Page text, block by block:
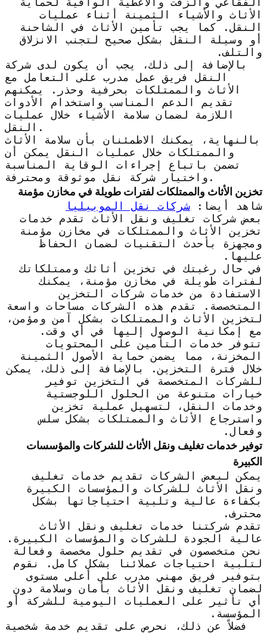
الأثاث والأشياء الثمينة أثناء عمليات
النقل. كما يجب تأمين الأثاث في الشاحنة
أو وسيلة النقل بشكل صحيح لتجنب الانزلاق
والتلف.
بالإضافة إلى ذلك، يجب أن يكون لدى شركة
النقل فريق عمل مدرب على التعامل مع
الأثاث والممتلكات بحرفية وحذر. يمكنهم
تقديم الدعم المناسب واستخدام الأدوات
اللازمة لضمان سلامة الأشياء خلال عمليات
النقل.
بالنهاية، يمكنك الاطمئنان بأن سلامة الأثاث
والممتلكات خلال عمليات النقل يمكن أن
تضمن باتباع إجراءات الوقاية المناسبة
واختيار شركة نقل موثوقة ومحترفة.
تخزين الأثاث والممتلكات لفترات طويلة في مخازن مؤمنة
شاهد أيضا: شركات نقل الموبيليا
بعض شركات تغليف ونقل الأثاث تقدم خدمات
تخزين الأثاث والممتلكات في مخازن مؤمنة
ومجهزة بأحدث التقنيات لضمان الحفاظ
عليها.
في حال رغبتك في تخزين أثاثك وممتلكاتك
لفترات طويلة في مخازن مؤمنة، يمكنك
الاستفادة من خدمات شركات التخزين
المتخصصة. تقدم هذه الشركات مساحات واسعة
لتخزين الأثاث والممتلكات بشكل آمن ومؤمن،
مع إمكانية الوصول إليها في أي وقت.
تتوفر خدمات التأمين على المحتويات
المخزنة، مما يضمن حماية الأصول الثمينة
خلال فترة التخزين. بالإضافة إلى ذلك، يمكن
للشركات المتخصصة في التخزين توفير
خيارات متنوعة من الحلول اللوجستية
وخدمات النقل، لتسهيل عملية تخزين
واسترجاع الأثاث والممتلكات بشكل سلس
وفعال.
توفير خدمات تغليف ونقل الأثاث للشركات والمؤسسات
الكبيرة
يمكن لبعض الشركات تقديم خدمات تغليف
ونقل الأثاث للشركات والمؤسسات الكبيرة
بكفاءة عالية وتلبية احتياجاتها بشكل
محترف.
تقدم شركتنا خدمات تغليف ونقل الأثاث
عالية الجودة للشركات والمؤسسات الكبيرة.
نحن متخصصون في تقديم حلول مخصصة وفعالة
لتلبية احتياجات عملائنا بشكل كامل. نقوم
بتوفير فريق مهني مدرب على أعلى مستوى
لضمان تغليف ونقل الأثاث بأمان وسلامة دون
أي تأثير على العمليات اليومية للشركة أو
المؤسسة.
فضلاً عن ذلك، نحرص على تقديم خدمة شخصية